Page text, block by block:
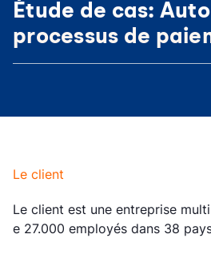
Étude de cas:
processus de
Le client
Le client est une entreprise
e 27.000 employés dans 38